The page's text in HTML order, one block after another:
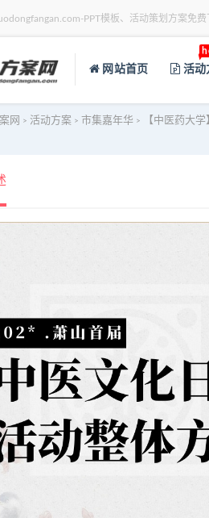
PPT模板、活动策划方案免
网站首页 活动
网 > 活动方案 > 市集嘉年华 > 【中医药大